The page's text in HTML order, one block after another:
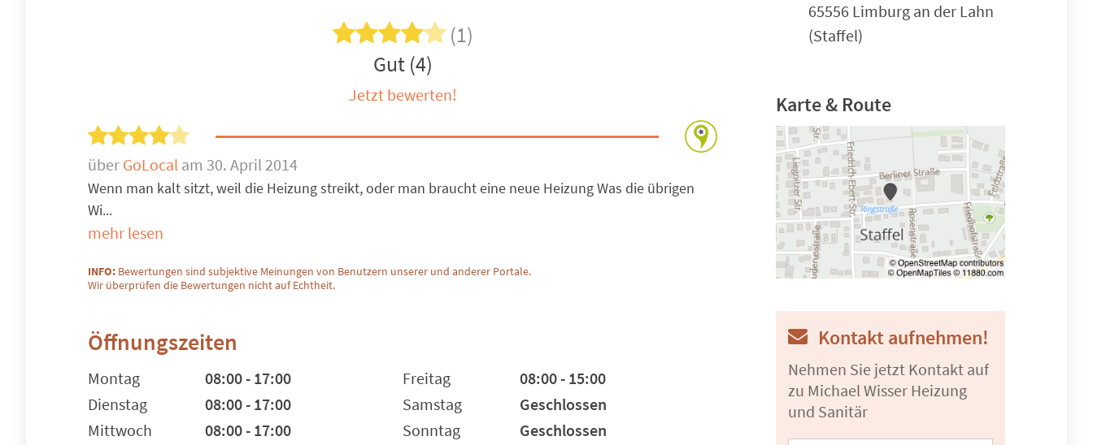
(1)
Gut (4)
Jetzt bewerten!
über GoLocal am 30. April 2014
Wenn man kalt sitzt, weil die Heizung streikt, oder man braucht eine neue Heizung Was die übrigen
Wi...
mehr lesen
INFO: Bewertungen sind subjektive Meinungen von Benutzern unserer und anderer Portale.
Wir überprüfen die Bewertungen nicht auf Echtheit.
Öffnungszeiten
Montag
08:00 - 17:00
Dienstag
08:00 - 17:00
Mittwoch
08:00 - 17:00
Freitag
08:00 - 15:00
Samstag
Geschlossen
Sonntag
Geschlossen
65556 Limburg an der Lahn
(Staffel)
Karte & Route
Kontakt aufnehmen!
Nehmen Sie jetzt Kontakt auf
zu Michael Wisser Heizung
und Sanitär